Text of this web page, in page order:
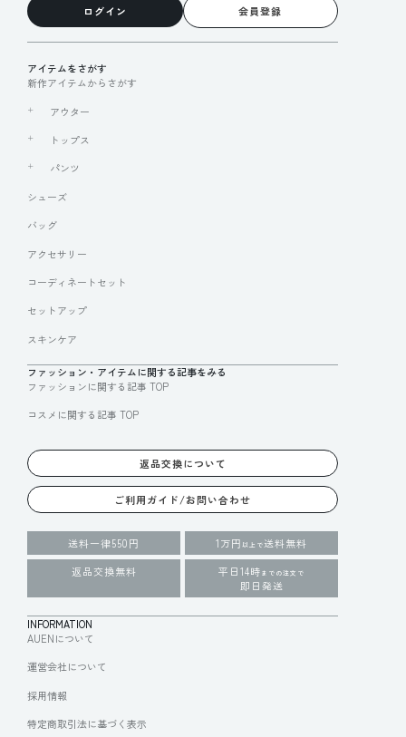
ログイン 会員登録
アイテムをさがす
新作アイテムからさがす
アウター
トップス
パンツ
シューズ
バッグ
アクセサリー
コーディネートセット
セットアップ
スキンケア
ファッション・アイテムに関する記事をみる
ファッションに関する記事 TOP
コスメに関する記事 TOP
返品交換について
ご利用ガイド/お問い合わせ
送料一律550円 1万円 以上で送料無料
返品交換無料
平日14時 までの注文で
即日発送
INFORMATION
AUENについて
運営会社について
採用情報
特定商取引法に基づく表示